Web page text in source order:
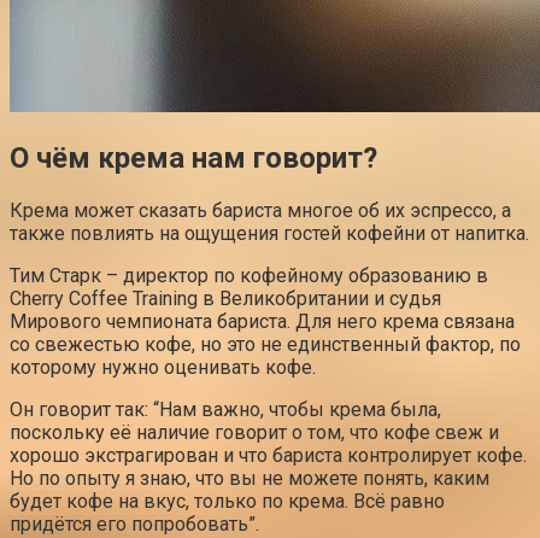
О чём крема нам говорит?
Крема может сказать бариста многое об их эспрессо, а
также повлиять на ощущения гостей кофейни от напитка.
Тим Старк – директор по кофейному образованию в
Cherry Coffee Training в Великобритании и судья
Мирового чемпионата бариста. Для него крема связана
со свежестью кофе, но это не единственный фактор, по
которому нужно оценивать кофе.
Он говорит так: “Нам важно, чтобы крема была,
поскольку её наличие говорит о том, что кофе свеж и
хорошо экстрагирован и что бариста контролирует кофе.
Но по опыту я знаю, что вы не можете понять, каким
будет кофе на вкус, только по крема. Всё равно
придётся его попробовать”.